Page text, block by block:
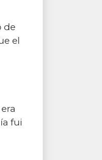
de
el
fui